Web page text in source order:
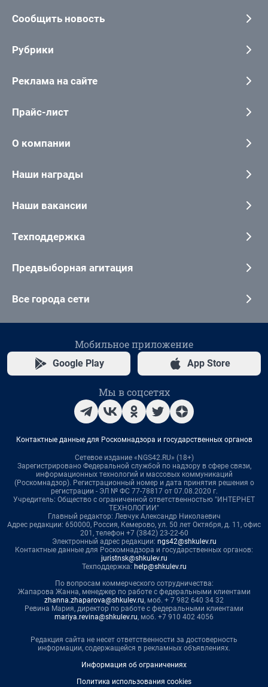
Сообщить новость
Рубрики
Реклама на сайте
Прайс-лист
О компании
Наши награды
Наши вакансии
Техподдержка
Предвыборная агитация
Все города сети
Мобильное приложение
Google Play App Store
Мы в соцсетях
Контактные данные для Роскомнадзора и государственных органов
Сетевое издание «NGS42.RU» (18+)
Зарегистрировано Федеральной службой по надзору в сфере связи,
информационных технологий и массовых коммуникаций
(Роскомнадзор). Регистрационный номер и дата принятия решения о
регистрации - ЭЛ № ФС 77-78817 от 07.08.2020 г.
Учредитель: Общество с ограниченной ответственностью "ИНТЕРНЕТ
ТЕХНОЛОГИИ"
Главный редактор: Левчук Александр Николаевич
Адрес редакции: 650000, Россия, Кемерово, ул. 50 лет Октября, д. 11, офис
201, телефон +7 (3842) 23-22-60
Электронный адрес редакции: ngs42@shkulev.ru
Контактные данные для Роскомнадзора и государственных органов:
juristnsk@shkulev.ru
Техподдержка: help@shkulev.ru
По вопросам коммерческого сотрудничества:
Жапарова Жанна, менеджер по работе с федеральными клиентами
zhanna.zhaparova@shkulev.ru, моб. + 7 982 640 34 32
Ревина Мария, директор по работе с федеральными клиентами
mariya.revina@shkulev.ru, моб. +7 910 402 4056
Редакция сайта не несет ответственности за достоверность
информации, содержащейся в рекламных объявлениях.
Информация об ограничениях
Политика использования cookies